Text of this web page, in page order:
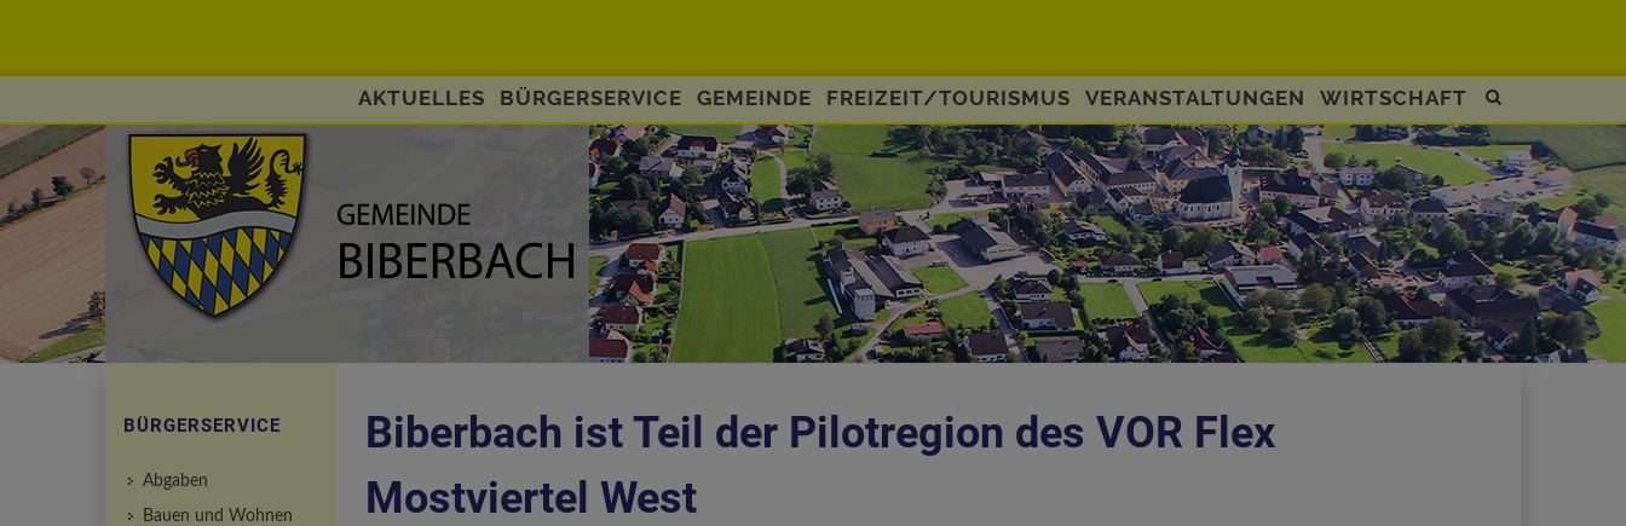
Site
search
toggle
AKTUELLES BÜRGERSERVICE GEMEINDE FREIZEIT/TOURISMUS VERANSTALTUNGEN WIRTSCHAFT
Biberbach ist Teil der Pilotregion des VOR Flex
Mostviertel West
BÜRGERSERVICE
Abgaben
Bauen und Wohnen